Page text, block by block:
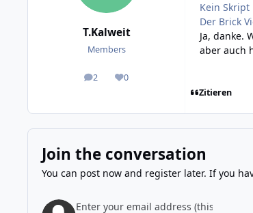
T.Kalweit
Members
2
posts 0
Reputation
Kein
Der Brick
Ja, danke.
aber auch
Zitieren
Join the conversation
You can post now and register later. If you